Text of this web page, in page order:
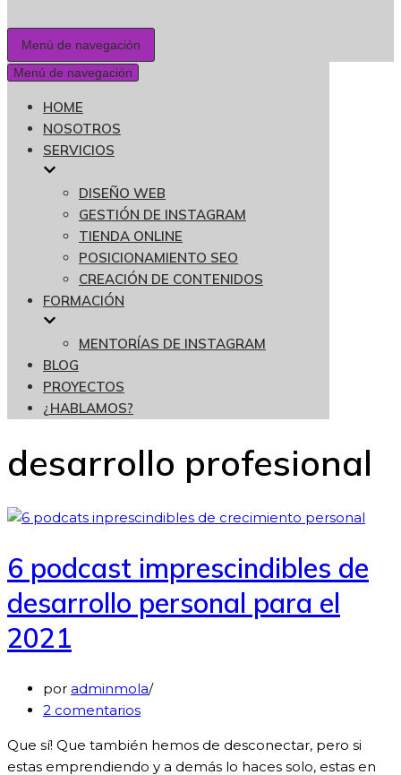
Menú de navegación
Menú de navegación
HOME
NOSOTROS
SERVICIOS
DISEÑO WEB
GESTIÓN DE INSTAGRAM
TIENDA ONLINE
POSICIONAMIENTO SEO
CREACIÓN DE CONTENIDOS
FORMACIÓN
MENTORÍAS DE INSTAGRAM
BLOG
PROYECTOS
¿HABLAMOS?
desarrollo profesional
6 podcast imprescindibles de
desarrollo personal para el
2021
por adminmola
2 comentarios
Que sí! Que también hemos de desconectar, pero si
estas emprendiendo y a demás lo haces solo, estas en